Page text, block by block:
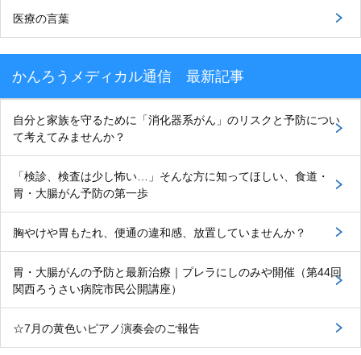
医療の言葉
かんろうメディカル通信 最新記事
自分と家族を守るために「消化器系がん」のリスクと予防につい
て考えてみませんか？
「検診、検査は少し怖い…」そんな方に知ってほしい、食道・
胃・大腸がん予防の第一歩
胸やけや胃もたれ、便通の違和感、放置していませんか？
胃・大腸がんの予防と最新治療｜プレラにしのみや開催（第44回
関西ろうさい病院市民公開講座）
☆7月の黄色いピアノ演奏会のご報告